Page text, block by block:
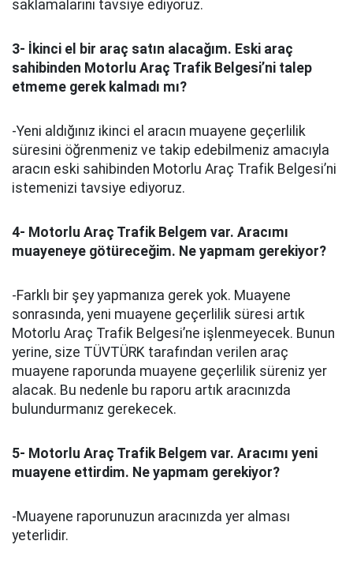
saklamalarını tavsiye ediyoruz.
3- İkinci el bir araç satın alacağım. Eski araç
sahibinden Motorlu Araç Trafik Belgesi’ni talep
etmeme gerek kalmadı mı?
-Yeni aldığınız ikinci el aracın muayene geçerlilik
süresini öğrenmeniz ve takip edebilmeniz amacıyla
aracın eski sahibinden Motorlu Araç Trafik Belgesi’ni
istemenizi tavsiye ediyoruz.
4- Motorlu Araç Trafik Belgem var. Aracımı
muayeneye götüreceğim. Ne yapmam gerekiyor?
-Farklı bir şey yapmanıza gerek yok. Muayene
sonrasında, yeni muayene geçerlilik süresi artık
Motorlu Araç Trafik Belgesi’ne işlenmeyecek. Bunun
yerine, size TÜVTÜRK tarafından verilen araç
muayene raporunda muayene geçerlilik süreniz yer
alacak. Bu nedenle bu raporu artık aracınızda
bulundurmanız gerekecek.
5- Motorlu Araç Trafik Belgem var. Aracımı yeni
muayene ettirdim. Ne yapmam gerekiyor?
-Muayene raporunuzun aracınızda yer alması
yeterlidir.